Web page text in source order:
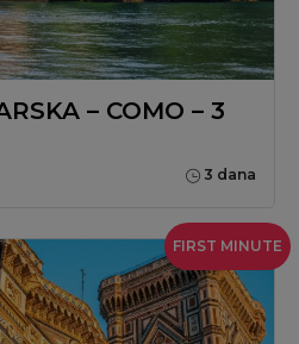
– COMO – 3
3 dana
FIRST MINUTE